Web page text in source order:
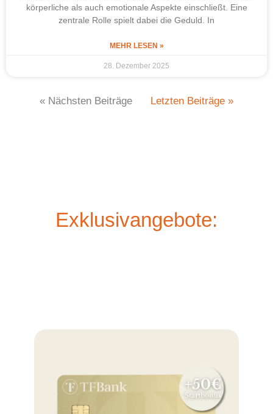
körperliche als auch emotionale Aspekte einschließt. Eine
zentrale Rolle spielt dabei die Geduld. In
MEHR LESEN »
28. Dezember 2025
« Nächsten Beiträge Letzten Beiträge »
Exklusivangebote: